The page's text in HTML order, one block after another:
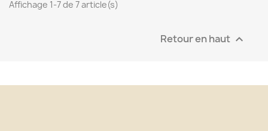
Affichage 1-7 de 7 article(s)
Retour en haut 